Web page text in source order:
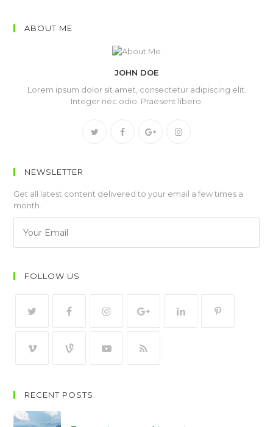
ABOUT ME
JOHN DOE
Lorem ipsum dolor sit amet, consectetur adipiscing elit.
Integer nec odio. Praesent libero.
NEWSLETTER
Get all latest content delivered to your email a few times a
month.
FOLLOW US
RECENT POSTS